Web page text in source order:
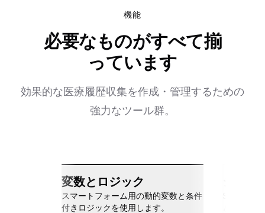
機能
必要なものがすべて揃
っています
効果的な医療履歴収集を作成・管理するための
強力なツール群。
変数とロジック
スマートフォーム用の動的変数と条件
付きロジックを使用します。